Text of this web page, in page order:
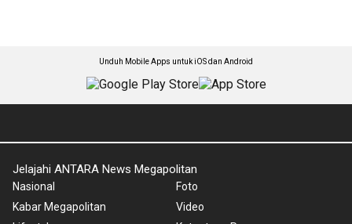
Unduh Mobile Apps untuk iOS dan Android
Jelajahi ANTARA News Megapolitan
Nasional
Kabar Megapolitan
Foto
Video